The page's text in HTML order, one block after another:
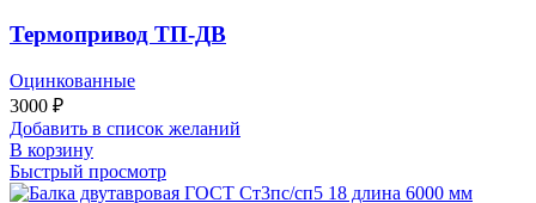
Термопривод ТП-ДВ
Оцинкованные
3000 ₽
Добавить в список желаний
В корзину
Быстрый просмотр